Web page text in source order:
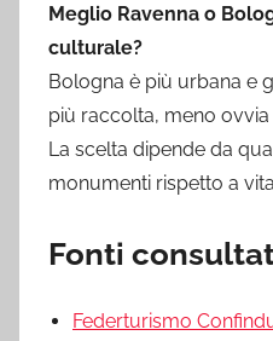
Meglio Ravenna o
culturale?
Bologna è più urbana e
più raccolta, meno
La scelta dipende da
monumenti rispetto a
Fonti
Federturismo